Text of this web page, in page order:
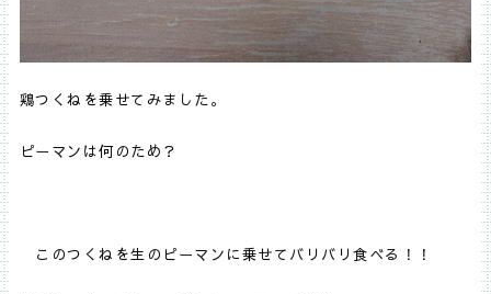
鶏つくねを乗せてみました。
ピーマンは何のため？
このつくねを生のピーマンに乗せてバリバリ食べる！！